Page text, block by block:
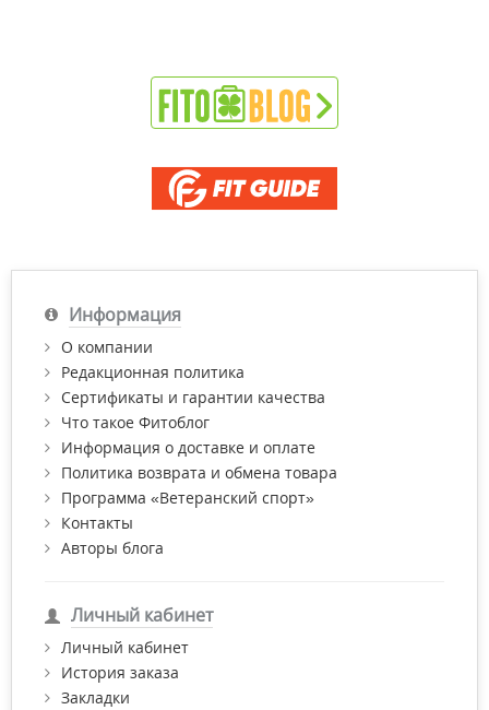
Информация
О компании
Редакционная политика
Сертификаты и гарантии качества
Что такое Фитоблог
Информация о доставке и оплате
Политика возврата и обмена товара
Программа «Ветеранский спорт»
Контакты
Авторы блога
Личный кабинет
Личный кабинет
История заказа
Закладки